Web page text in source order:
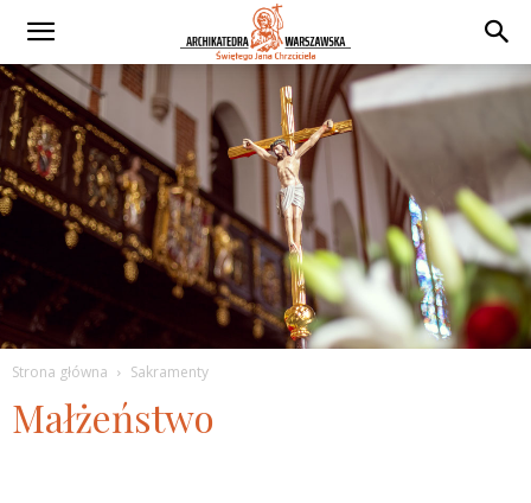
Strona główna Sakramenty
Małżeństwo